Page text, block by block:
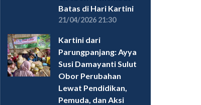
Batas di Hari Kartini
21/04/2026 21:30
Kartini dari
Parungpanjang: Ayya
Susi Damayanti Sulut
Obor Perubahan
Lewat Pendidikan,
Pemuda, dan Aksi